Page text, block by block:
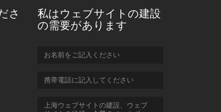
さ
私はウェブサイトの建設
の需要があります